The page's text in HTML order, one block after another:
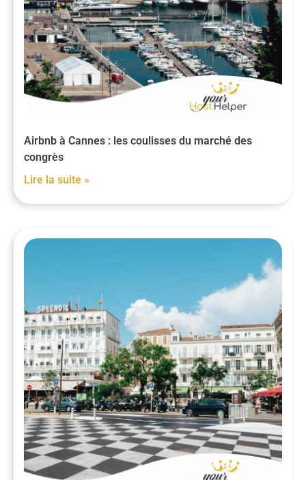
Airbnb à Cannes : les coulisses du marché des
congrès
Lire la suite »